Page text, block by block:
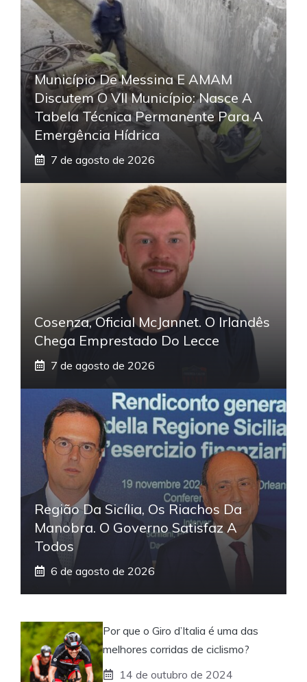
Município De Messina E AMAM
Discutem O VII Município: Nasce A
Tabela Técnica Permanente Para A
Emergência Hídrica
7 de agosto de 2026
Cosenza, Oficial McJannet. O Irlandês
Chega Emprestado Do Lecce
7 de agosto de 2026
Região Da Sicília, Os Riachos Da
Manobra. O Governo Satisfaz A
Todos
6 de agosto de 2026
Por que o Giro d’Italia é uma das
melhores corridas de ciclismo?
14 de outubro de 2024